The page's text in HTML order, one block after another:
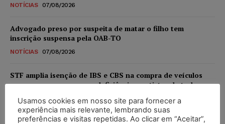
NOTÍCIAS 07/08/2026
Advogado preso por suspeita de matar o filho tem
inscrição suspensa pela OAB-TO
NOTÍCIAS 07/08/2026
STF amplia isenção de IBS e CBS na compra de veículos
novos para pessoas com deficiência e autistas de todos os
DIREITO TRIBUTÁRIO 07/08/2026
Usamos cookies em nosso site para fornecer a
experiência mais relevante, lembrando suas
preferências e visitas repetidas. Ao clicar em “Aceitar”,